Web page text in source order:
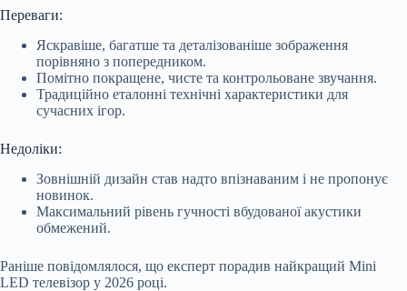
Переваги:
Яскравіше, багатше та деталізованіше зображення
порівняно з попередником.
Помітно покращене, чисте та контрольоване звучання.
Традиційно еталонні технічні характеристики для
сучасних ігор.
Недоліки:
Зовнішній дизайн став надто впізнаваним і не пропонує
новинок.
Максимальний рівень гучності вбудованої акустики
обмежений.
Раніше повідомлялося, що експерт порадив найкращий Mini
LED телевізор у 2026 році.